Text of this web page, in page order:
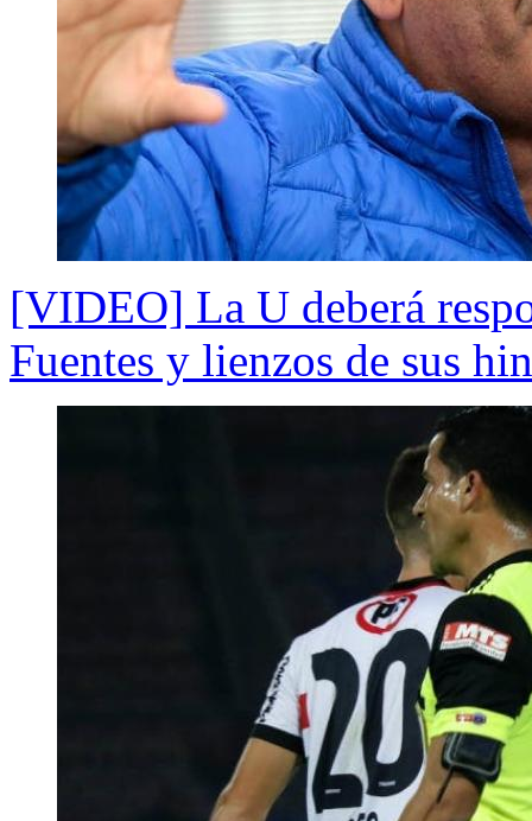
[VIDEO] La U deberá
Fuentes y lienzos de sus